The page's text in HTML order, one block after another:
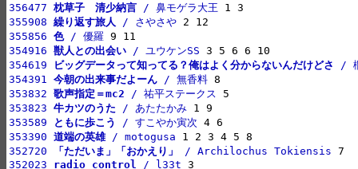
356477 枕草子　清少納言 / 鼻モゲラ大王
355908 繰り返す旅人 / さやさや
355856 色 / 優羅
354916 獣人との出会い / ユウケンSS
354619
ビッグデータって知ってる？俺はよく分からないんだけどさ
/
354391 今朝の出来事だよーん / 無香料
353832 歌声指定＝mc2 / 祐平ステークス
353823 牛カツのうた / あたたかみ
353589
ともに歩こう / すこやか寅次
353390 道端の英雄 / motogusa
352720
「ただいま」「おかえり」 / Archilochus Tokiensis
352023 radio control / l33t